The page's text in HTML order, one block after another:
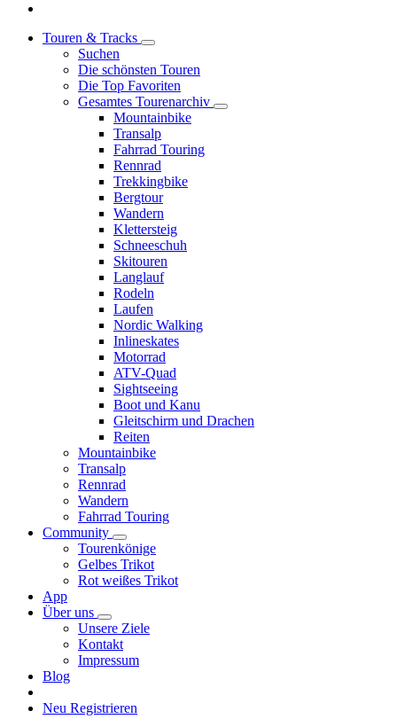
Touren & Tracks
Suchen
Die schönsten Touren
Die Top Favoriten
Gesamtes Tourenarchiv
Mountainbike
Transalp
Fahrrad Touring
Rennrad
Trekkingbike
Bergtour
Wandern
Klettersteig
Schneeschuh
Skitouren
Langlauf
Rodeln
Laufen
Nordic Walking
Inlineskates
Motorrad
ATV-Quad
Sightseeing
Boot und Kanu
Gleitschirm und Drachen
Reiten
Mountainbike
Transalp
Rennrad
Wandern
Fahrrad Touring
Community
Tourenkönige
Gelbes Trikot
Rot weißes Trikot
App
Über uns
Unsere Ziele
Kontakt
Impressum
Blog
Neu Registrieren